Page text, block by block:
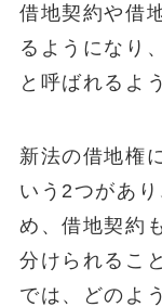
借地契約や借
るようになり
と呼ばれるよ
新法の借地権
いう2つがあ
め、借地契約
分けられるこ
では、どのよ